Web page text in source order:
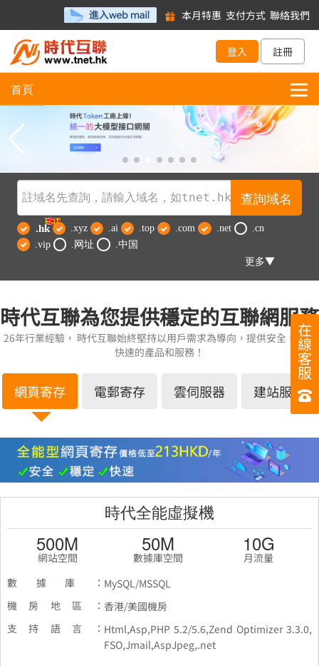
本月特惠 支付方式 聯絡我們
登入 註冊
首頁
在
線
客
服
查詢域名
.hk .xyz .ai .top .com .net
.cn
.vip
.网址
.中国
更多▼
時代互聯為您提供穩定的互聯網服務
26年行業經驗， 時代互聯始終堅持以用戶需求為導向，提供安全、穩定
快速的產品和服務！
網頁寄存
時代全能虛擬機
500M
網站空間
50M
數據庫空間
10G
月流量
數據庫： MySQL/MSSQL
機房地區： 香港/美國機房
支持語言： Html,Asp,PHP 5.2/5.6,Zend Optimizer 3.3.0,
FSO,Jmail,AspJpeg,.net
電郵寄存 雲伺服器 建站服務